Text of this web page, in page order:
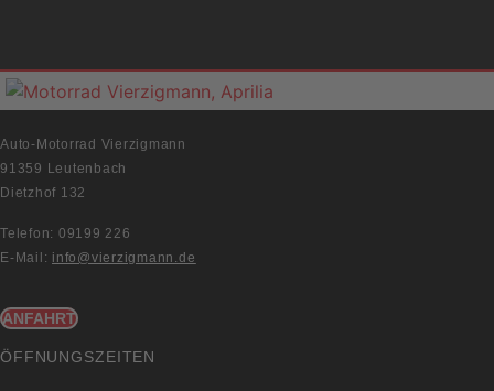
Auto-Motorrad Vierzigmann
91359 Leutenbach
Dietzhof 132
Telefon: 09199 226
E-Mail: info@vierzigmann.de
ANFAHRT
ÖFFNUNGSZEITEN